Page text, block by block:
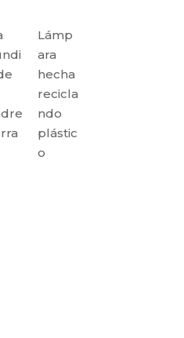
Lámp
ara
hecha
recicla
ndo
plástic
o